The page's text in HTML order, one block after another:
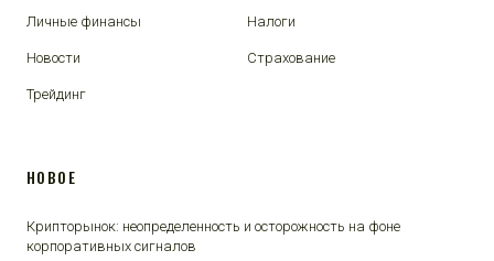
Личные финансы Налоги
Новости Страхование
Трейдинг
НОВОЕ
Крипторынок: неопределенность и осторожность на фоне
корпоративных сигналов